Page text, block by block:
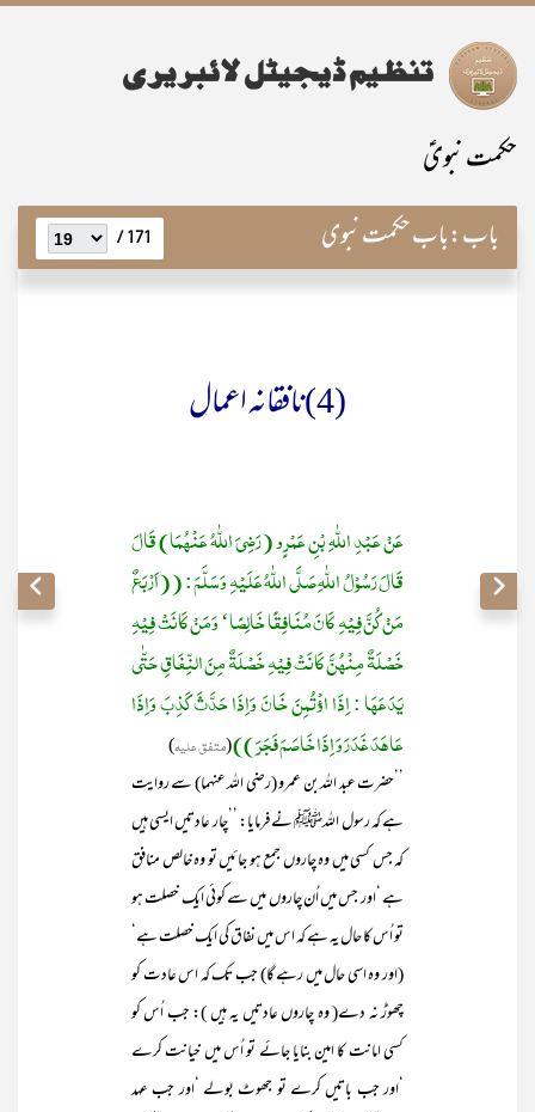
حکمت نبویؑ
باب:باب حکمت نبوی 171 /
(4)نافقانہ اعمال
عَنْ عَبْدِ اللّٰہِ بْنِ عَمْرٍو (رَضِیَ اللّٰہُ عَنْہُمَا) قَالَ
قَالَ رَسُوْلُ اللّٰہِ صَلَّی اللّٰہُ عَلَیْہِ وَسَلَّمَ : ((اَرْبَعٌ
مَنْ کُنَّ فِیْہِ کَانَ مُنَافِقًا خَالِصًا‘ وَمَنْ کَانَتْ فِیْہِ
خَصْلَۃٌ مِنْھُنَّ کَانَتْ فِیْہِ خَصْلَۃٌ مِنَ النِّفَاقِ حَتّٰی
یَدَعَھَا : اِذَا اؤْتُمِنَ خَانَ وَاِذَا حَدَّثَ کَذِبَ وَاِذَا
عَاھَدَ غَدَرَ وَ اِذَا خَاصَمَ فَجَرَ ))(متفق علیہ)
’’حضرت عبد اللہ بن عمرو (رضی اللہ عنہما) سے روایت
ہے کہ رسول اللہﷺ نے فرمایا: ’’چار عادتیں ایسی ہیں
کہ جس کسی میں وہ چاروں جمع ہو جائیں تو وہ خالص منافق
ہے ‘اور جس میں اُن چاروں میں سے کوئی ایک خصلت ہو
تو اُس کا حال یہ ہے کہ اس میں نفاق کی ایک خصلت ہے‘
(اور وہ اسی حال میں رہے گا) جب تک کہ اس عادت کو
چھوڑ نہ دے( وہ چاروں عادتیں یہ ہیں ): جب اُس کو
کسی امانت کا امین بنایا جائے تو اُس میں خیانت کرے
‘اور جب باتیں کرے تو جھوٹ بولے ‘اور جب عہد